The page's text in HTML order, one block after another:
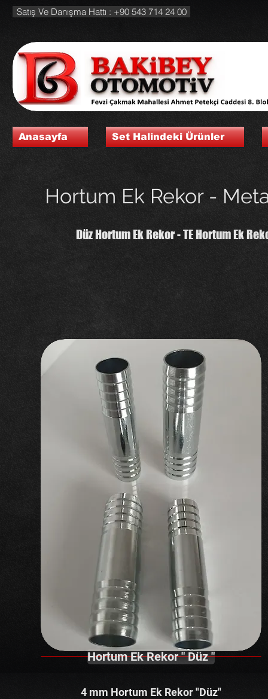
Satış Ve Danışma Hattı : +90 543 714 24 00
Anasayfa Set Halindeki Ürünler
Hortum Ek Rekor -
Düz Hortum Ek Rekor - TE Hortum Ek
Hortum Ek Rekor " Düz "
​4 mm Hortum Ek Rekor "Düz"